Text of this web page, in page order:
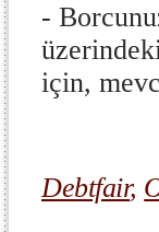
-
için,
Debtfair,